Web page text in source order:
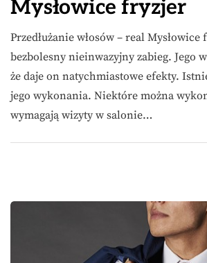
Mysłowice fryzjer
Przedłużanie włosów – real Mysłowice
bezbolesny nieinwazyjny zabieg. Jego
że daje on natychmiastowe efekty.
jego wykonania. Niektóre można
wymagają wizyty w salonie…